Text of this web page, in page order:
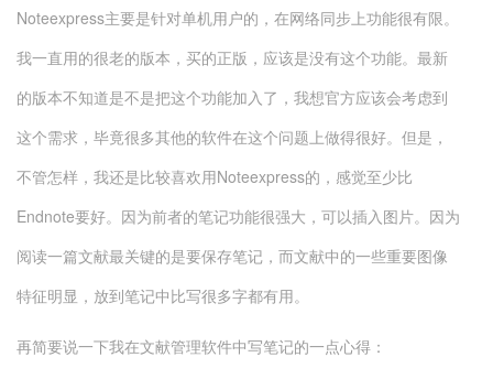
Noteexpress主要是针对单机用户的，在网络同步上功能很有限。
我一直用的很老的版本，买的正版，应该是没有这个功能。最新
的版本不知道是不是把这个功能加入了，我想官方应该会考虑到
这个需求，毕竟很多其他的软件在这个问题上做得很好。但是，
不管怎样，我还是比较喜欢用Noteexpress的，感觉至少比
Endnote要好。因为前者的笔记功能很强大，可以插入图片。因为
阅读一篇文献最关键的是要保存笔记，而文献中的一些重要图像
特征明显，放到笔记中比写很多字都有用。
再简要说一下我在文献管理软件中写笔记的一点心得：